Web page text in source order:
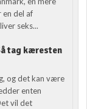
del af
seks...
tag kæresten
og det kan være
enten
vil det